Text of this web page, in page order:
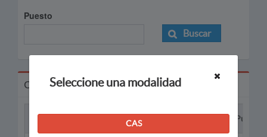
Puesto
Buscar
Convocatorias
Puesto
Seleccione una modalidad
CAS